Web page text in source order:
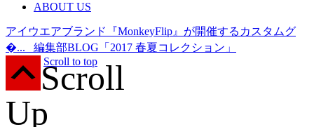
ABOUT US
アイウエアブランド『MonkeyFlip』が開催するカスタムグ
�...
編集部BLOG「2017 春夏コレクション」
Scroll
Up
Scroll to top